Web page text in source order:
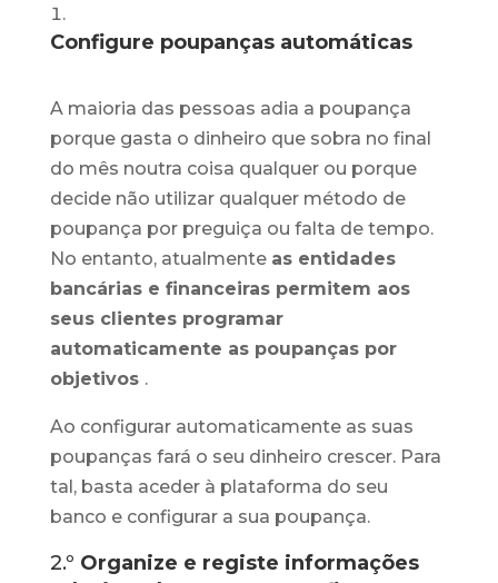
Configure poupanças automáticas
A maioria das pessoas adia a poupança
porque gasta o dinheiro que sobra no final
do mês noutra coisa qualquer ou porque
decide não utilizar qualquer método de
poupança por preguiça ou falta de tempo.
No entanto, atualmente as entidades
bancárias e financeiras permitem aos
seus clientes programar
automaticamente as poupanças por
objetivos .
Ao configurar automaticamente as suas
poupanças fará o seu dinheiro crescer. Para
tal, basta aceder à plataforma do seu
banco e configurar a sua poupança.
2.º Organize e registe informações